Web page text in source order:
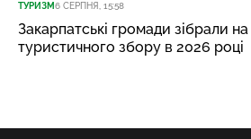
ТУРИЗМ6 СЕРПНЯ, 15:58
Закарпатські громади зібрали
туристичного збору в 2026 році